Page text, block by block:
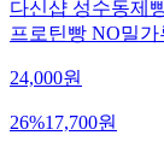
다신샵 성수동제
프로틴빵 NO밀
24,000원
26%17,700원